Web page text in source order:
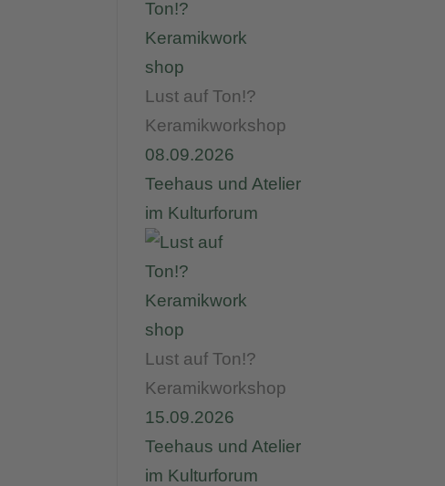
Lust auf Ton!?
Keramikworkshop
08.09.2026
Teehaus und Atelier
im Kulturforum
Lust auf Ton!?
Keramikworkshop
15.09.2026
Teehaus und Atelier
im Kulturforum